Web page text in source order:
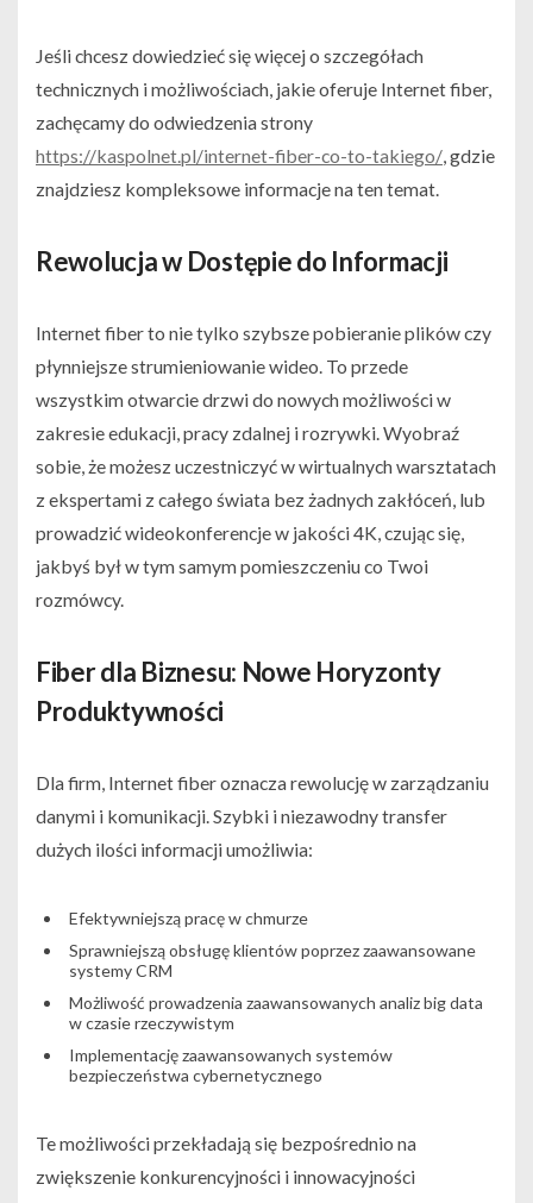
Jeśli chcesz dowiedzieć się więcej o szczegółach
technicznych i możliwościach, jakie oferuje Internet fiber,
zachęcamy do odwiedzenia strony
https://kaspolnet.pl/internet-fiber-co-to-takiego/, gdzie
znajdziesz kompleksowe informacje na ten temat.
Rewolucja w Dostępie do Informacji
Internet fiber to nie tylko szybsze pobieranie plików czy
płynniejsze strumieniowanie wideo. To przede
wszystkim otwarcie drzwi do nowych możliwości w
zakresie edukacji, pracy zdalnej i rozrywki. Wyobraź
sobie, że możesz uczestniczyć w wirtualnych warsztatach
z ekspertami z całego świata bez żadnych zakłóceń, lub
prowadzić wideokonferencje w jakości 4K, czując się,
jakbyś był w tym samym pomieszczeniu co Twoi
rozmówcy.
Fiber dla Biznesu: Nowe Horyzonty
Produktywności
Dla firm, Internet fiber oznacza rewolucję w zarządzaniu
danymi i komunikacji. Szybki i niezawodny transfer
dużych ilości informacji umożliwia:
Efektywniejszą pracę w chmurze
Sprawniejszą obsługę klientów poprzez zaawansowane
systemy CRM
Możliwość prowadzenia zaawansowanych analiz big data
w czasie rzeczywistym
Implementację zaawansowanych systemów
bezpieczeństwa cybernetycznego
Te możliwości przekładają się bezpośrednio na
zwiększenie konkurencyjności i innowacyjności